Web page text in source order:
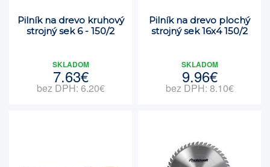
Pilník na drevo kruhový
strojný sek 6 - 150/2
SKLADOM
7.63€
bez DPH: 6.20€
Pilník na drevo plochý
strojný sek 16x4 150/2
SKLADOM
9.96€
bez DPH: 8.10€